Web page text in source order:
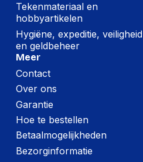
Tekenmateriaal en
hobbyartikelen
Hygiëne, expeditie, veiligheid
en geldbeheer
Meer
Contact
Over ons
Garantie
Hoe te bestellen
Betaalmogelijkheden
Bezorginformatie